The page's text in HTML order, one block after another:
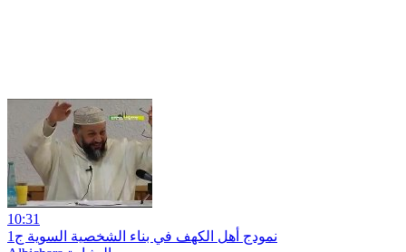
10:31
نمودج أهل الكهف في بناء الشخصية السوية ج1